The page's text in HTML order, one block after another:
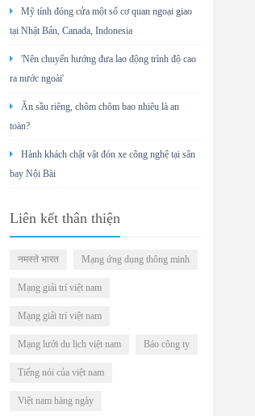
Mỹ tính đóng cửa một số cơ quan ngoại giao
tại Nhật Bản, Canada, Indonesia
'Nên chuyển hướng đưa lao động trình độ cao
ra nước ngoài'
Ăn sầu riêng, chôm chôm bao nhiêu là an
toàn?
Hành khách chật vật đón xe công nghệ tại sân
bay Nội Bài
Liên kết thân thiện
नमस्ते भारत Mạng ứng dụng thông minh
Mạng giải trí việt nam
Mạng giải trí việt nam
Mạng lưới du lịch việt nam Báo công ty
Tiếng nói của việt nam
Việt nam hàng ngày